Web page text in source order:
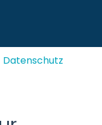
Datenschutz